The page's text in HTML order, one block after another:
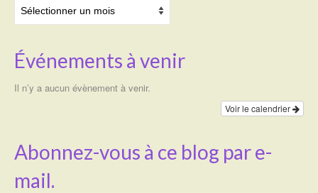
Événements à venir
Il n’y a aucun évènement à venir.
Voir le calendrier
Abonnez-vous à ce blog par e-
mail.